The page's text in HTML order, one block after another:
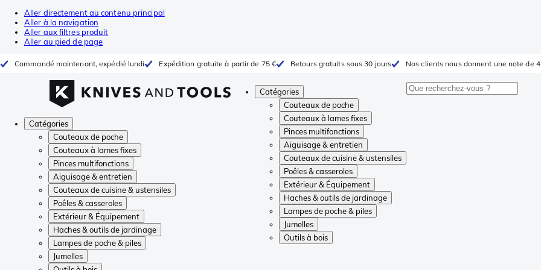
Aller directement au contenu principal
Aller à la navigation
Aller aux filtres produit
Aller au pied de page
Commandé maintenant, expédié lundi Expédition gratuite à partir de 75 € Retours gratuits sous 30 jours Nos clients nous donnent une note de
Catégories
Couteaux de poche
Couteaux à lames fixes
Pinces multifonctions
Aiguisage & entretien
Couteaux de cuisine & ustensiles
Poêles & casseroles
Extérieur & Équipement
Haches & outils de jardinage
Lampes de poche & piles
Jumelles
Outils à bois
Catégories
Couteaux de poche
Couteaux à lames fixes
Pinces multifonctions
Aiguisage & entretien
Couteaux de cuisine & ustensiles
Poêles & casseroles
Extérieur & Équipement
Haches & outils de jardinage
Lampes de poche & piles
Jumelles